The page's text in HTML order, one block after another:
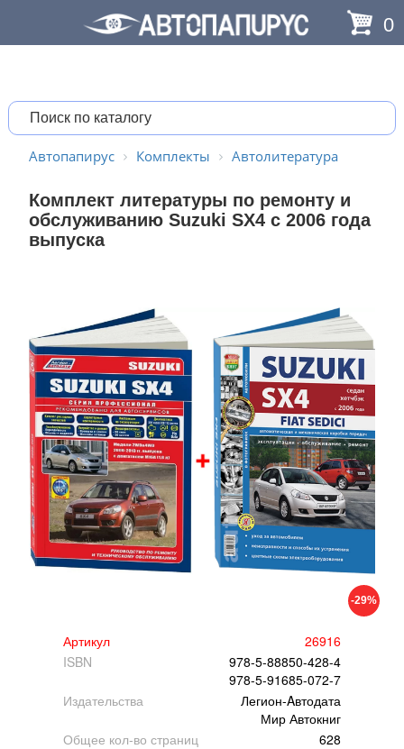
0
Автопапирус Комплекты Автолитература
Комплект литературы по ремонту и
обслуживанию Suzuki SX4 с 2006 года
выпуска
-29%
Артикул
26916
ISBN
978-5-88850-428-4
978-5-91685-072-7
Издательства
Легион-Aвтодата
Мир Автокниг
Общее кол-во страниц
628